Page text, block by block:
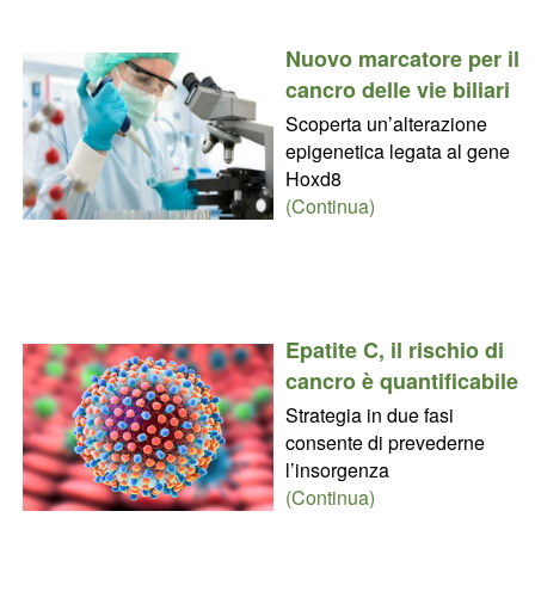
Nuovo marcatore per il
cancro delle vie biliari
Scoperta un’alterazione
epigenetica legata al gene
Hoxd8
(Continua)
Epatite C, il rischio di
cancro è quantificabile
Strategia in due fasi
consente di prevederne
l’insorgenza
(Continua)